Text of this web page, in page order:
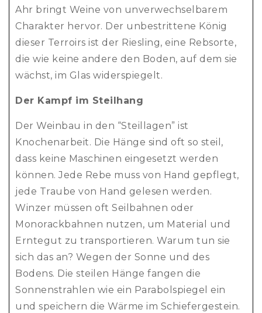
Ahr bringt Weine von unverwechselbarem
Charakter hervor. Der unbestrittene König
dieser Terroirs ist der Riesling, eine Rebsorte,
die wie keine andere den Boden, auf dem sie
wächst, im Glas widerspiegelt.
Der Kampf im Steilhang
Der Weinbau in den “Steillagen” ist
Knochenarbeit. Die Hänge sind oft so steil,
dass keine Maschinen eingesetzt werden
können. Jede Rebe muss von Hand gepflegt,
jede Traube von Hand gelesen werden.
Winzer müssen oft Seilbahnen oder
Monorackbahnen nutzen, um Material und
Erntegut zu transportieren. Warum tun sie
sich das an? Wegen der Sonne und des
Bodens. Die steilen Hänge fangen die
Sonnenstrahlen wie ein Parabolspiegel ein
und speichern die Wärme im Schiefergestein.